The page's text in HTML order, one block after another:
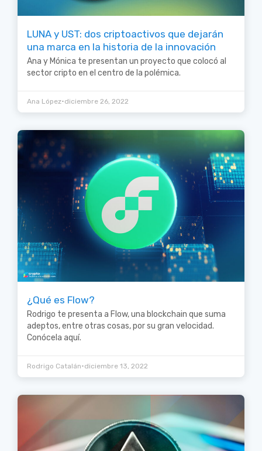
LUNA y UST: dos criptoactivos que dejarán
una marca en la historia de la innovación
Ana y Mónica te presentan un proyecto que colocó al
sector cripto en el centro de la polémica.
Ana López•diciembre 26, 2022
¿Qué es Flow?
Rodrigo te presenta a Flow, una blockchain que suma
adeptos, entre otras cosas, por su gran velocidad.
Conócela aquí.
Rodrigo Catalán•diciembre 13, 2022